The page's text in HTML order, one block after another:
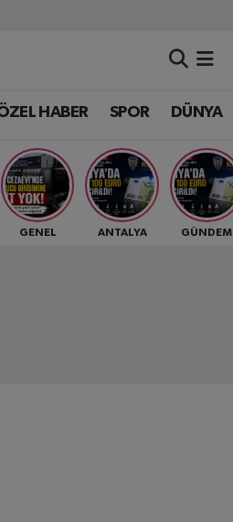
HABER SPOR DÜNYA
GENEL ANTALYA GÜNDEM
Haritası